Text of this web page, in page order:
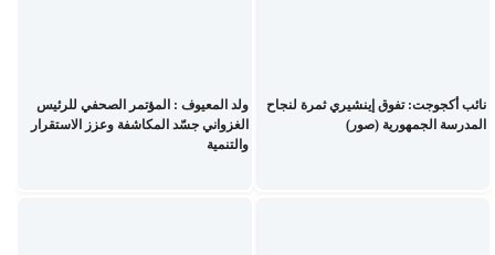
نائب أكجوجت: تفوق إينشيري ثمرة لنجاح
المدرسة الجمهورية (صور)
ولد المعيوف : المؤتمر الصحفي للرئيس
الغزواني جسّد المكاشفة وعزز الاستقرار
والتنمية